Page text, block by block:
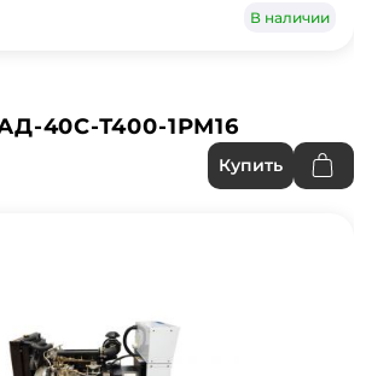
В наличии
40С-Т400-1РМ16
Купить